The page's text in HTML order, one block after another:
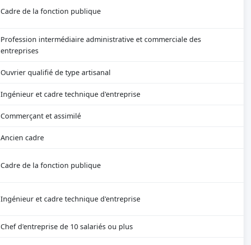
Cadre de la fonction publique
Profession intermédiaire administrative et commerciale des
entreprises
Ouvrier qualifié de type artisanal
Ingénieur et cadre technique d'entreprise
Commerçant et assimilé
Ancien cadre
Cadre de la fonction publique
Ingénieur et cadre technique d'entreprise
Chef d'entreprise de 10 salariés ou plus